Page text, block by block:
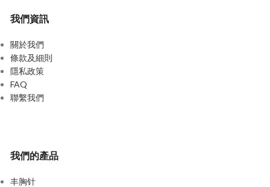
我們資訊
關於我們
條款及細則
隱私政策
FAQ
聯繫我們
我們的產品
丰胸针